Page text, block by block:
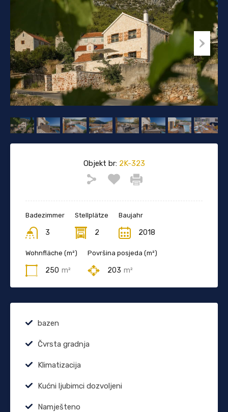
Objekt br:2K-323
Badezimmer
3
Stellplätze
2
Baujahr
2018
Wohnfläche (m²)
250 m²
Površina posjeda (m²)
203 m²
bazen
Čvrsta gradnja
Klimatizacija
Kućni ljubimci dozvoljeni
Namješteno